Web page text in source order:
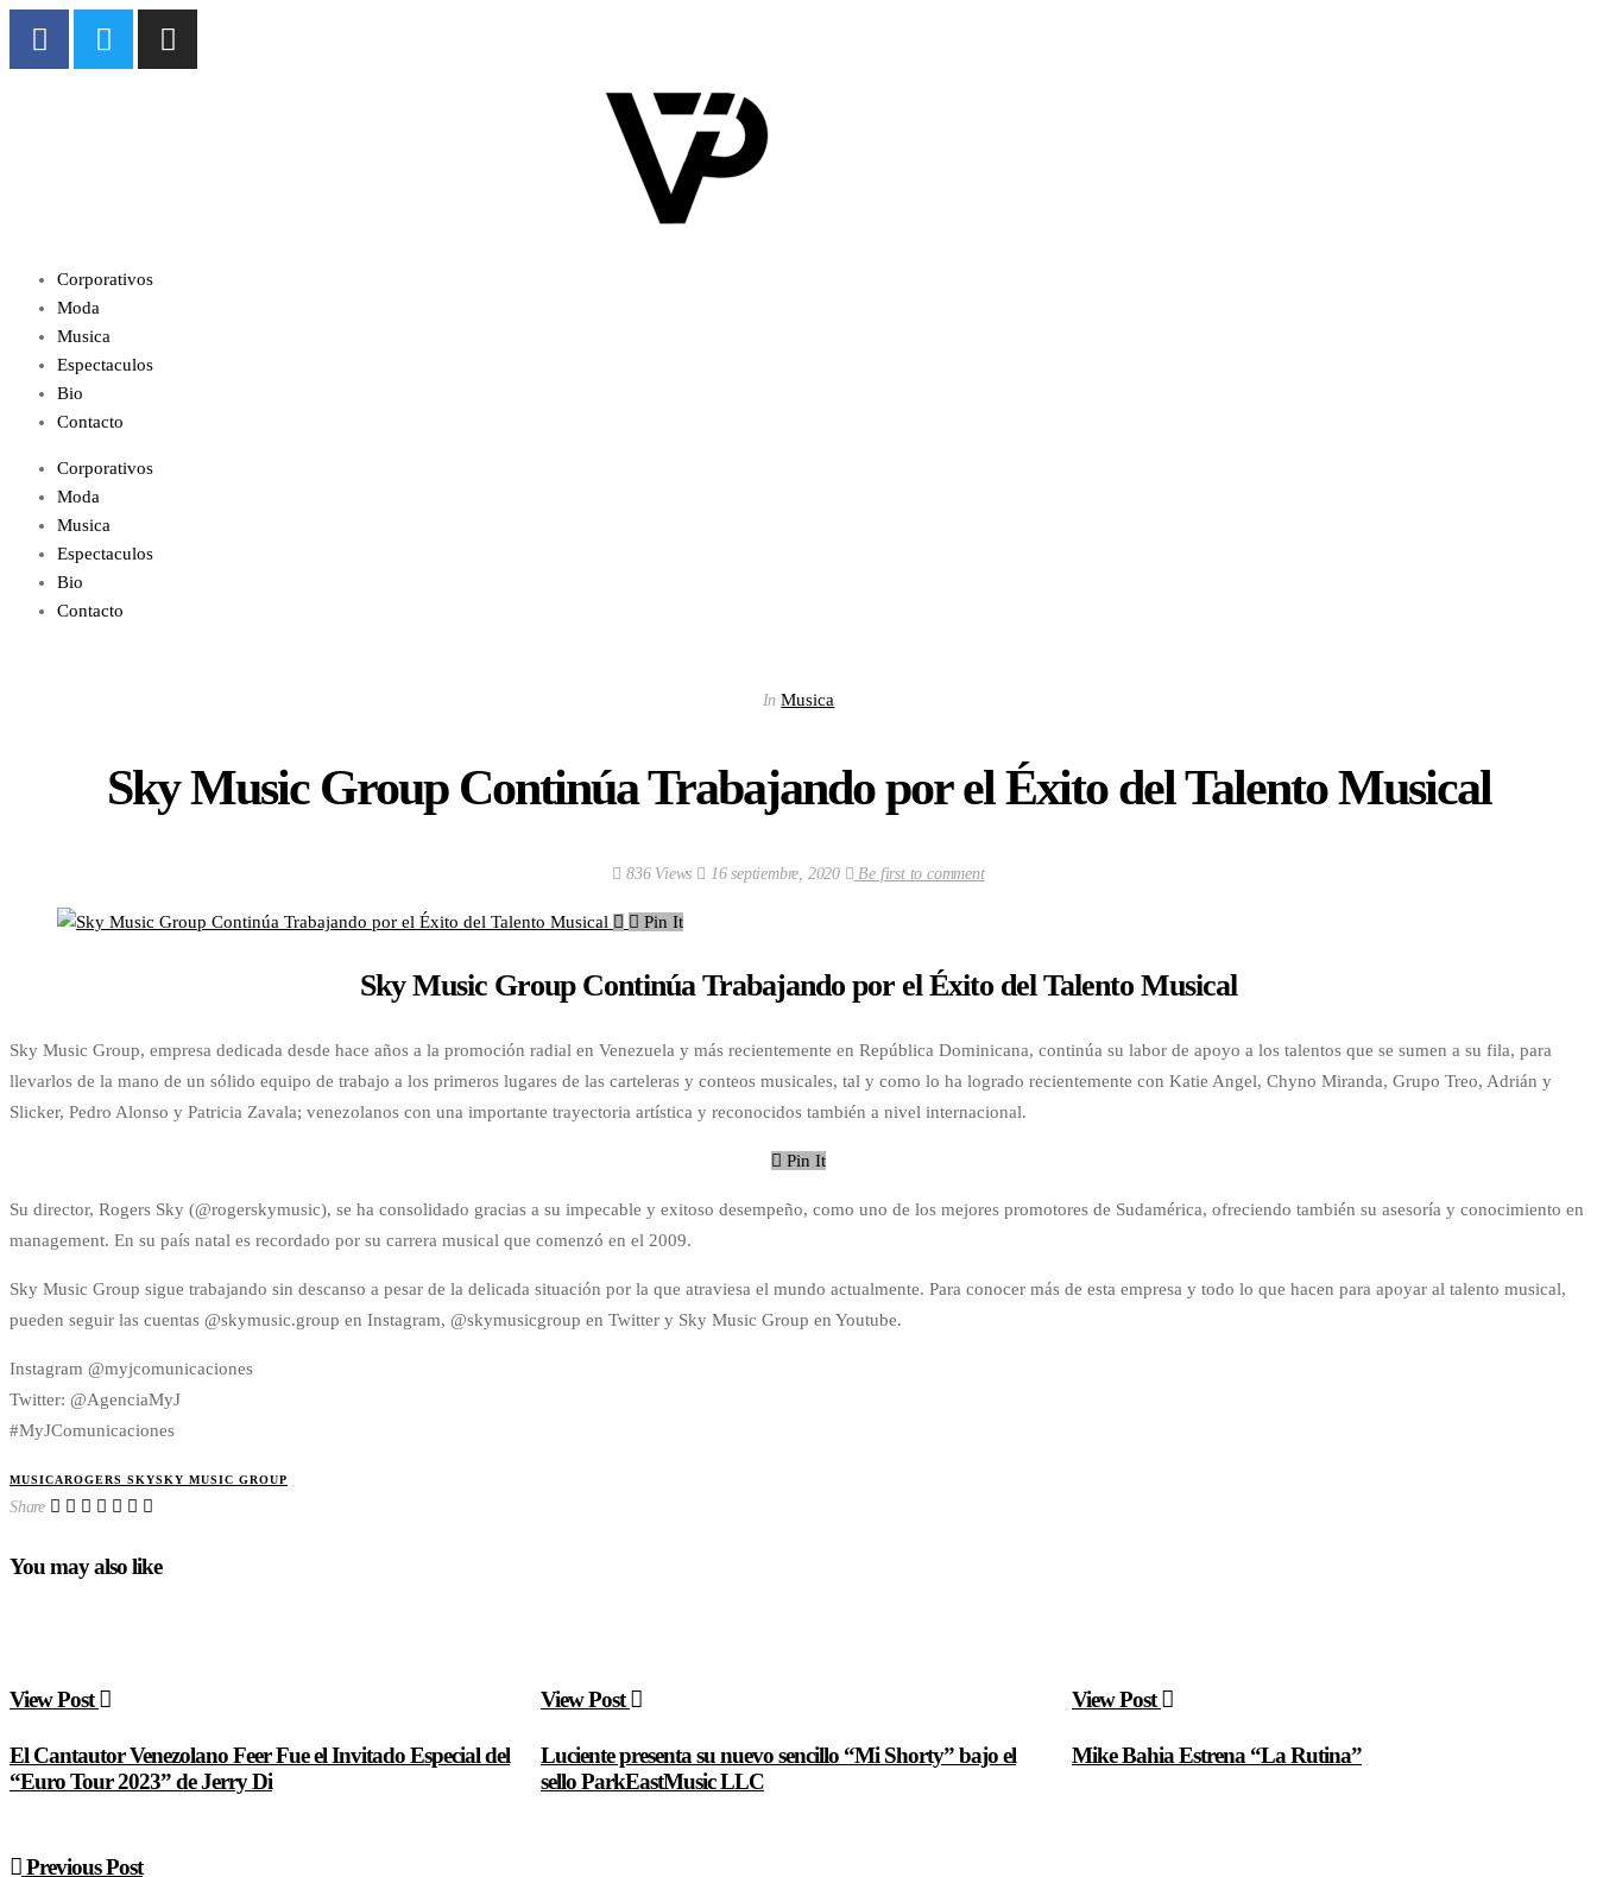
Corporativos
Moda
Musica
Espectaculos
Bio
Contacto
Corporativos
Moda
Musica
Espectaculos
Bio
Contacto
In Musica
Sky Music Group Continúa Trabajando por el Éxito del Talento Musical
836 Views 16 septiembre, 2020 Be first to comment
Pin It
Sky Music Group Continúa Trabajando por el Éxito del Talento Musical
Sky Music Group, empresa dedicada desde hace años a la promoción radial en Venezuela y más recientemente en República Dominicana, continúa su labor de apoyo a los talentos que se sumen a su fila, para
llevarlos de la mano de un sólido equipo de trabajo a los primeros lugares de las carteleras y conteos musicales, tal y como lo ha logrado recientemente con Katie Angel, Chyno Miranda, Grupo Treo, Adrián y
Slicker, Pedro Alonso y Patricia Zavala; venezolanos con una importante trayectoria artística y reconocidos también a nivel internacional.
Pin It
Su director, Rogers Sky (@rogerskymusic), se ha consolidado gracias a su impecable y exitoso desempeño, como uno de los mejores promotores de Sudamérica, ofreciendo también su asesoría y conocimiento en
management. En su país natal es recordado por su carrera musical que comenzó en el 2009.
Sky Music Group sigue trabajando sin descanso a pesar de la delicada situación por la que atraviesa el mundo actualmente. Para conocer más de esta empresa y todo lo que hacen para apoyar al talento musical,
pueden seguir las cuentas @skymusic.group en Instagram, @skymusicgroup en Twitter y Sky Music Group en Youtube.
Instagram @myjcomunicaciones
Twitter: @AgenciaMyJ
#MyJComunicaciones
MUSICAROGERS SKYSKY MUSIC GROUP
Share
You may also like
View Post
El Cantautor Venezolano Feer Fue el Invitado Especial del
“Euro Tour 2023” de Jerry Di
View Post
Luciente presenta su nuevo sencillo “Mi Shorty” bajo el
sello ParkEastMusic LLC
View Post
Mike Bahia Estrena “La Rutina”
Previous Post